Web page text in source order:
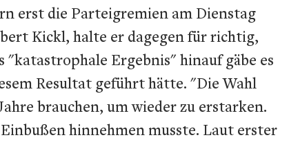
erst die Parteigremien am Dienstag
Kickl, halte er dagegen für richtig,
Ergebnis" hinauf gäbe es
Resultat geführt hätte. "Die Wahl
brauchen, um wieder zu erstarken.
hinnehmen musste. Laut erster